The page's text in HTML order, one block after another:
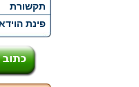
תקשורת
פינת